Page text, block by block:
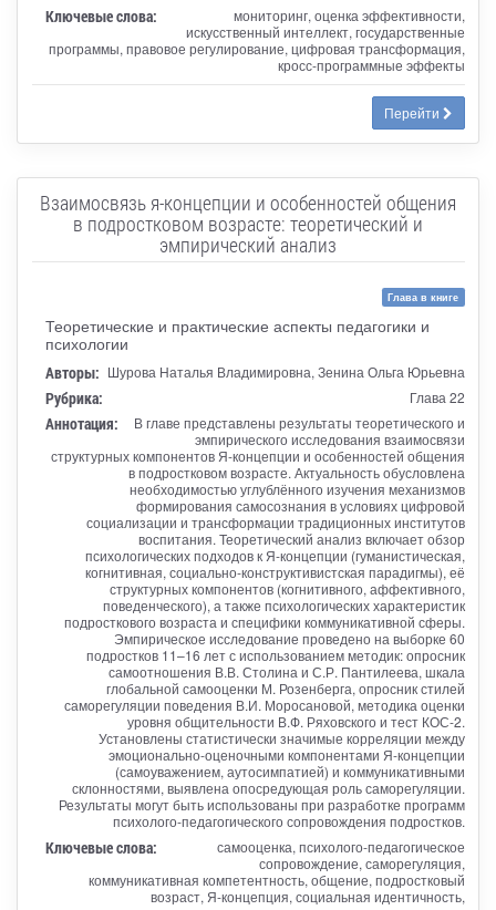
Ключевые слова:
мониторинг, оценка эффективности,
искусственный интеллект, государственные
программы, правовое регулирование, цифровая трансформация,
кросс-программные эффекты
Перейти
Взаимосвязь я-концепции и особенностей общения
в подростковом возрасте: теоретический и
эмпирический анализ
Глава в книге
Теоретические и практические аспекты педагогики и
психологии
Авторы: Шурова Наталья Владимировна, Зенина Ольга Юрьевна
Рубрика: Глава 22
Аннотация:
В главе представлены результаты теоретического и
эмпирического исследования взаимосвязи
структурных компонентов Я-концепции и особенностей общения
в подростковом возрасте. Актуальность обусловлена
необходимостью углублённого изучения механизмов
формирования самосознания в условиях цифровой
социализации и трансформации традиционных институтов
воспитания. Теоретический анализ включает обзор
психологических подходов к Я-концепции (гуманистическая,
когнитивная, социально-конструктивистская парадигмы), её
структурных компонентов (когнитивного, аффективного,
поведенческого), а также психологических характеристик
подросткового возраста и специфики коммуникативной сферы.
Эмпирическое исследование проведено на выборке 60
подростков 11–16 лет с использованием методик: опросник
самоотношения В.В. Столина и С.Р. Пантилеева, шкала
глобальной самооценки М. Розенберга, опросник стилей
саморегуляции поведения В.И. Моросановой, методика оценки
уровня общительности В.Ф. Ряховского и тест КОС-2.
Установлены статистически значимые корреляции между
эмоционально-оценочными компонентами Я-концепции
(самоуважением, аутосимпатией) и коммуникативными
склонностями, выявлена опосредующая роль саморегуляции.
Результаты могут быть использованы при разработке программ
психолого-педагогического сопровождения подростков.
Ключевые слова:
самооценка, психолого-педагогическое
сопровождение, саморегуляция,
коммуникативная компетентность, общение, подростковый
возраст, Я-концепция, социальная идентичность,